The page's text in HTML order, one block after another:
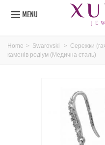
MENU
Home > Swarovski > Сережки
каменів родіум (Медична сталь)